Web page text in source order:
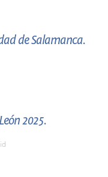
de Salamanca.
2025.